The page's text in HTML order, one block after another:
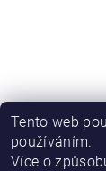
Tento web
používáním.
Více o